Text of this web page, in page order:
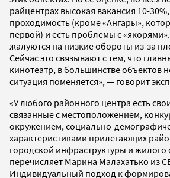
райцентрах высокая вакансия 10-
проходимость (кроме «Ангары»,
первой) и есть проблемы с
жалуются на низкие обороты из-за
Сейчас это связывают с тем, что
кинотеатр, в большинстве объектов
ситуация поменяется», — говорит
«У любого районного центра есть
связанные с местоположением,
окружением, социально-
характеристиками прилегающих
городской инфраструктуры и
перечисляет Марина Малахатько из
Индивидуальный подход к